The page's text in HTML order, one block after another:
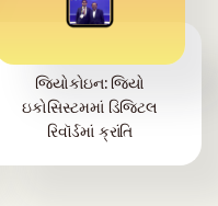
જિયોકોઇન: જિયો
ઇકોસિસ્ટમમાં ડિજિટલ
રિવૉર્ડમાં ક્રાંતિ